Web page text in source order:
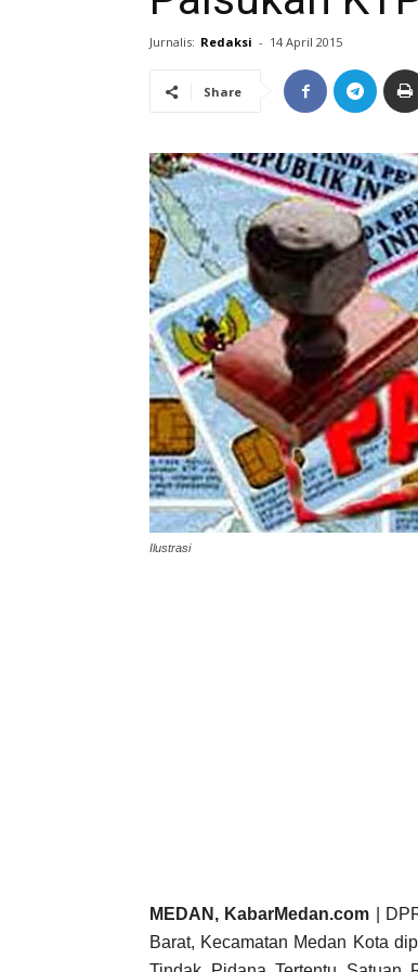
Jurnalis: Redaksi - 14 April 2015
Share
Ilustrasi
MEDAN, KabarMedan.com |
Barat, Kecamatan Medan Kota